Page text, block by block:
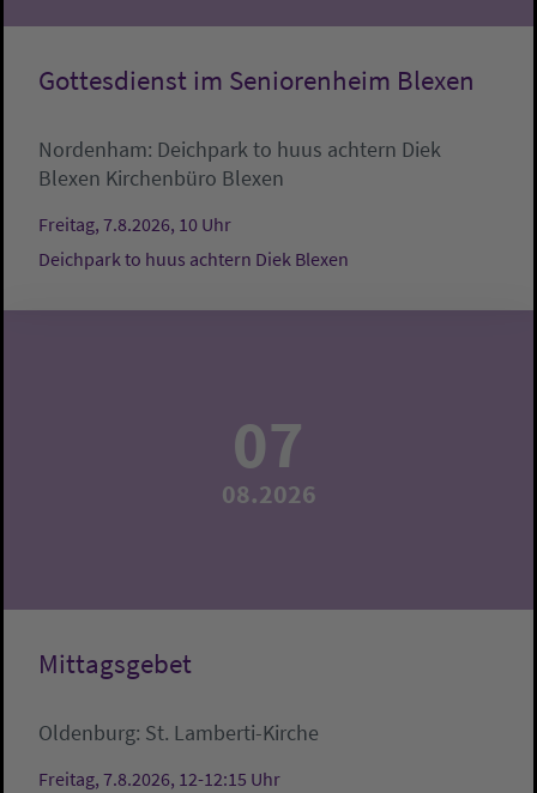
Gottesdienst im Seniorenheim Blexen
Nordenham: Deichpark to huus achtern Diek
Blexen Kirchenbüro Blexen
Freitag, 7.8.2026, 10 Uhr
Deichpark to huus achtern Diek Blexen
07
08.2026
Mittagsgebet
Oldenburg: St. Lamberti-Kirche
Freitag, 7.8.2026, 12-12:15 Uhr